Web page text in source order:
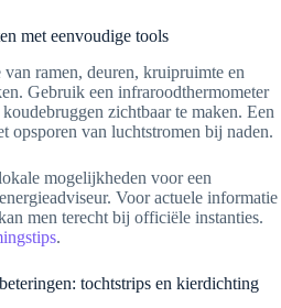
met eenvoudige tools
ramen, deuren, kruipruimte en
Gebruik een infraroodthermometer
zichtbaar te maken. Een
opsporen van luchtstromen bij naden.
mogelijkheden voor een
Voor actuele informatie
men terecht bij officiële instanties.
.
tochtstrips en kierdichting